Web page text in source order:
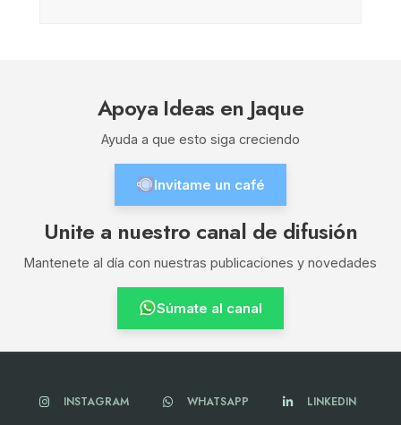
Apoya Ideas en Jaque
Ayuda a que esto siga creciendo
Invitame un café
Unite a nuestro canal de difusión
Mantenete al día con nuestras publicaciones y novedades
Súmate al canal
INSTAGRAM WHATSAPP LINKEDIN